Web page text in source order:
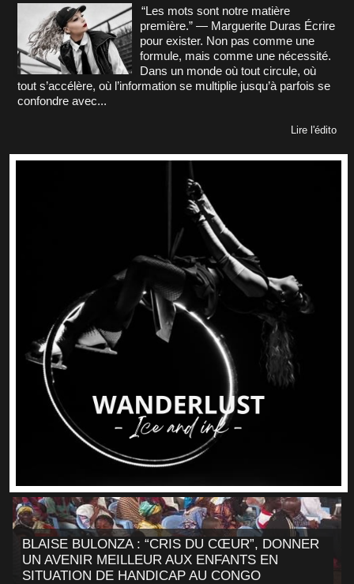
“Les mots sont notre matière
première.” — Marguerite Duras Écrire
pour exister. Non pas comme une
formule, mais comme une nécessité.
Dans un monde où tout circule, où
tout s’accélère, où l’information se multiplie jusqu’à parfois se
confondre avec...
Lire l'édito
BLAISE BULONZA : “CRIS DU CŒUR”, DONNER
UN AVENIR MEILLEUR AUX ENFANTS EN
SITUATION DE HANDICAP AU CONGO